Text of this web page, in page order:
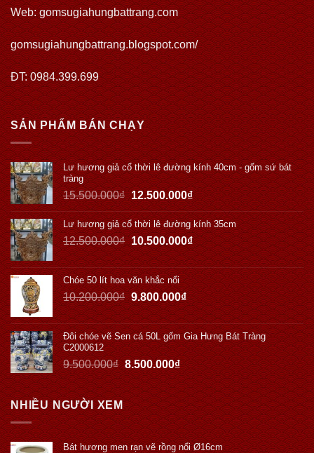
Web:gomsugiahungbattrang.com
gomsugiahungbattrang.blogspot.com/
ĐT: 0984.399.699
SẢN PHẨM BÁN CHẠY
Lư hương giả cổ thời lê đường kính 40cm - gốm sứ bát
tràng
15.500.000₫ 12.500.000₫
Lư hương giả cổ thời lê đường kính 35cm
12.500.000₫ 10.500.000₫
Chóe 50 lít hoa văn khắc nổi
10.200.000₫ 9.800.000₫
Đôi chóe vẽ Sen cá 50L gốm Gia Hưng Bát Tràng
C2000612
9.500.000₫ 8.500.000₫
NHIỀU NGƯỜI XEM
Bát hương men rạn vẽ rồng nổi Ø16cm